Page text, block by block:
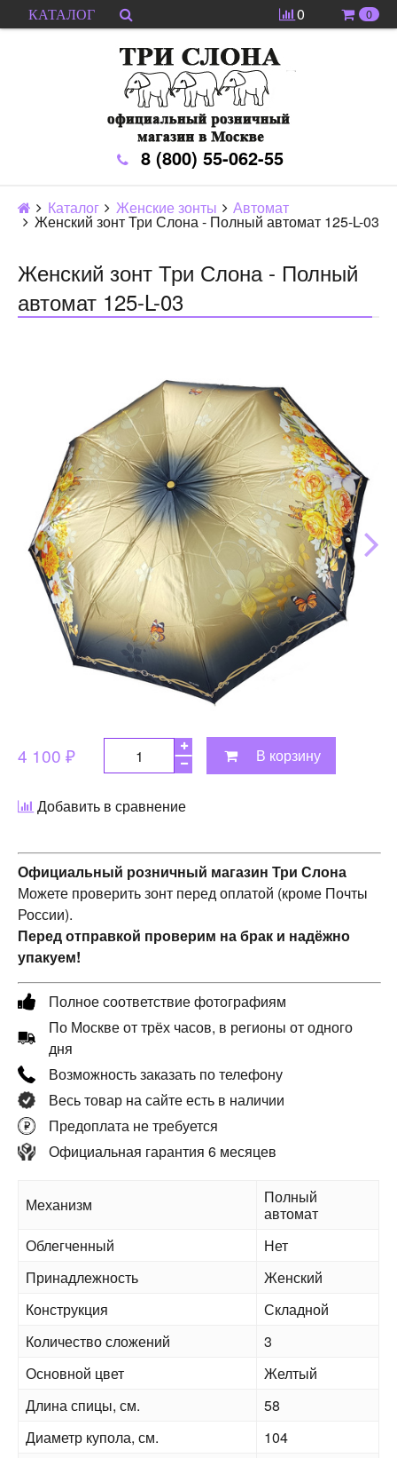
КАТАЛОГ 0 0
8 (800) 55-062-55
Каталог Женские зонты Автомат
Женский зонт Три Слона - Полный автомат 125-L-03
Женский зонт Три Слона - Полный
автомат 125-L-03
4 100 ₽ В корзину
Добавить в сравнение
Официальный розничный магазин Три Слона
Можете проверить зонт перед оплатой (кроме Почты
России).
Перед отправкой проверим на брак и надёжно
упакуем!
Полное соответствие фотографиям
По Москве от трёх часов, в регионы от одного
дня
Возможность заказать по телефону
Весь товар на сайте есть в наличии
Предоплата не требуется
Официальная гарантия 6 месяцев
Механизм
Полный
автомат
Облегченный
Нет
Принадлежность
Женский
Конструкция
Складной
Количество сложений
3
Основной цвет
Желтый
Длина спицы, см.
58
Диаметр купола, см.
104